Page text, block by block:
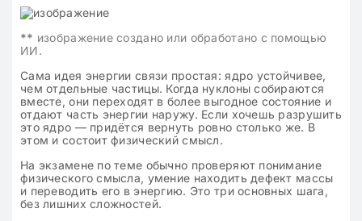
** изображение создано или обработано с помощью
ИИ.
Сама идея энергии связи простая: ядро устойчивее,
чем отдельные частицы. Когда нуклоны собираются
вместе, они переходят в более выгодное состояние и
отдают часть энергии наружу. Если хочешь разрушить
это ядро — придётся вернуть ровно столько же. В
этом и состоит физический смысл.
На экзамене по теме обычно проверяют понимание
физического смысла, умение находить дефект массы
и переводить его в энергию. Это три основных шага,
без лишних сложностей.